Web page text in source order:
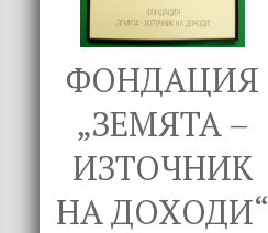
ФОНДАЦИЯ
„ЗЕМЯТА –
ИЗТОЧНИК
НА ДОХОДИ“